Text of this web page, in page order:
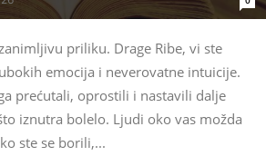
priliku. Drage Ribe, vi ste
emocija i neverovatne intuicije.
prećutali, oprostili i nastavili dalje
iznutra bolelo. Ljudi oko vas možda
ste se borili,...